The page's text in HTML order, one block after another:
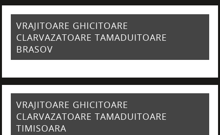
VRAJITOARE GHICITOARE
CLARVAZATOARE TAMADUITOARE
BRASOV
VRAJITOARE GHICITOARE
CLARVAZATOARE TAMADUITOARE
TIMISOARA